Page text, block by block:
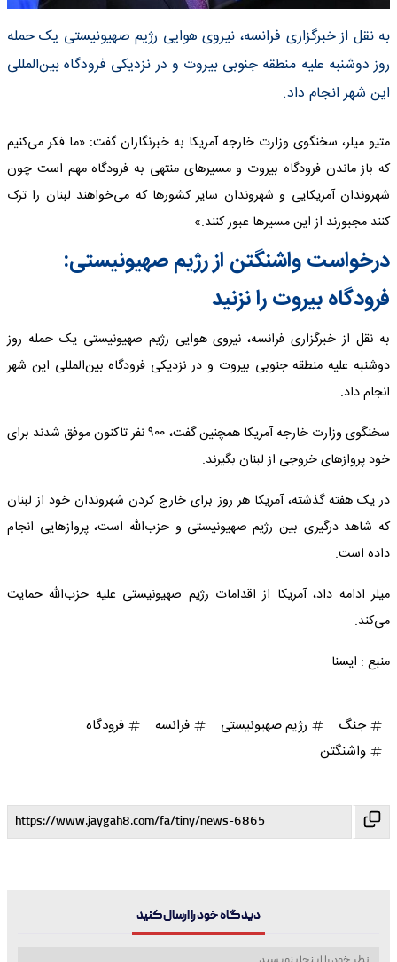
به نقل از خبرگزاری فرانسه، نیروی هوایی رژیم صهیونیستی یک حمله
روز دوشنبه علیه منطقه جنوبی بیروت و در نزدیکی فرودگاه بین‌المللی
این شهر انجام داد.
متیو میلر، سخنگوی وزارت خارجه آمریکا به خبرنگاران گفت: «ما فکر می‌کنیم
که باز ماندن فرودگاه بیروت و مسیرهای منتهی به فرودگاه مهم است چون
شهروندان آمریکایی و شهروندان سایر کشورها که می‌خواهند لبنان را ترک
کنند مجبورند از این مسیرها عبور کنند.»
درخواست واشنگتن از رژیم صهیونیستی:
فرودگاه بیروت را نزنید
به نقل از خبرگزاری فرانسه، نیروی هوایی رژیم صهیونیستی یک حمله روز
دوشنبه علیه منطقه جنوبی بیروت و در نزدیکی فرودگاه بین‌المللی این شهر
انجام داد.
سخنگوی وزارت خارجه آمریکا همچنین گفت، ۹۰۰ نفر تاکنون موفق شدند برای
خود پروازهای خروجی از لبنان بگیرند.
در یک هفته گذشته، آمریکا هر روز برای خارج کردن شهروندان خود از لبنان
که شاهد درگیری بین رژیم صهیونیستی و حزب‌الله است، پروازهایی انجام
داده است.
میلر ادامه داد، آمریکا از اقدامات رژیم صهیونیستی علیه حزب‌الله حمایت
می‌کند.
منبع : ایسنا
جنگ رژیم صهیونیستی فرانسه
فرودگاه
واشنگتن
دیدگاه خود را ارسال کنید